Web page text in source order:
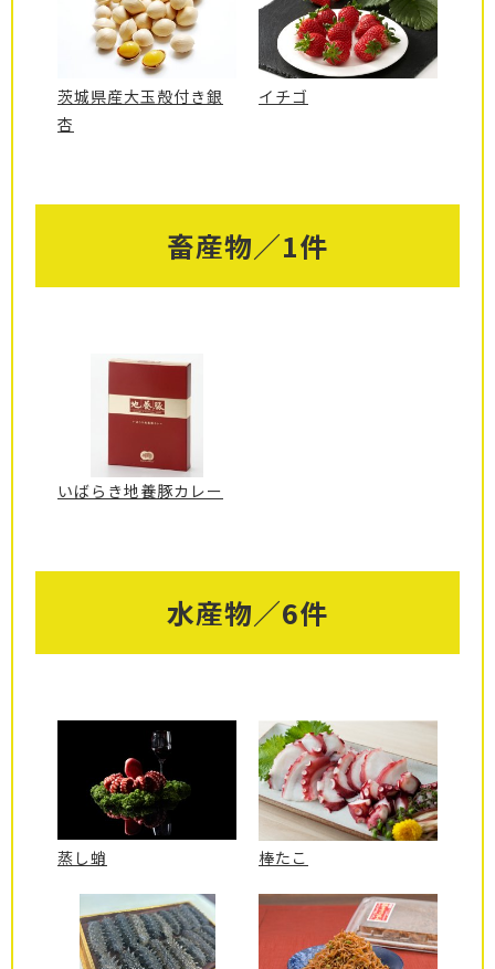
茨城県産大玉殻付き銀
杏
イチゴ
畜産物／1件
いばらき地養豚カレー
水産物／6件
蒸し蛸 棒たこ